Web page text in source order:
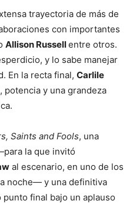
trayectoria de más de
con importantes
Allison Russellentre otros.
y lo sabe manejar
En la recta final, Carlile
potencia y una grandeza
Saints and Fools, una
la que invitó
al escenario, en uno de los
noche— y una definitiva
punto final bajo un aplauso